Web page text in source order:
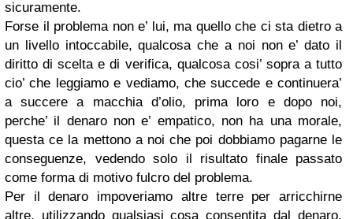
sicuramente.
Forse il problema non e’ lui, ma quello che ci sta dietro a
un livello intoccabile, qualcosa che a noi non e’ dato il
diritto di scelta e di verifica, qualcosa cosi’ sopra a tutto
cio’ che leggiamo e vediamo, che succede e continuera’
a succere a macchia d’olio, prima loro e dopo noi,
perche’ il denaro non e’ empatico, non ha una morale,
questa ce la mettono a noi che poi dobbiamo pagarne le
conseguenze, vedendo solo il risultato finale passato
come forma di motivo fulcro del problema.
Per il denaro impoveriamo altre terre per arricchirne
altre, utilizzando qualsiasi cosa consentita dal denaro,